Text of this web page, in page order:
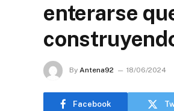
enterarse
By Antena92 18/06/2024
Facebook